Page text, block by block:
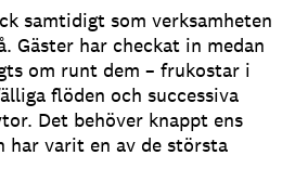
samtidigt som verksamheten
Gäster har checkat in medan
om runt dem – frukostar i
flöden och successiva
Det behöver knappt ens
har varit en av de största